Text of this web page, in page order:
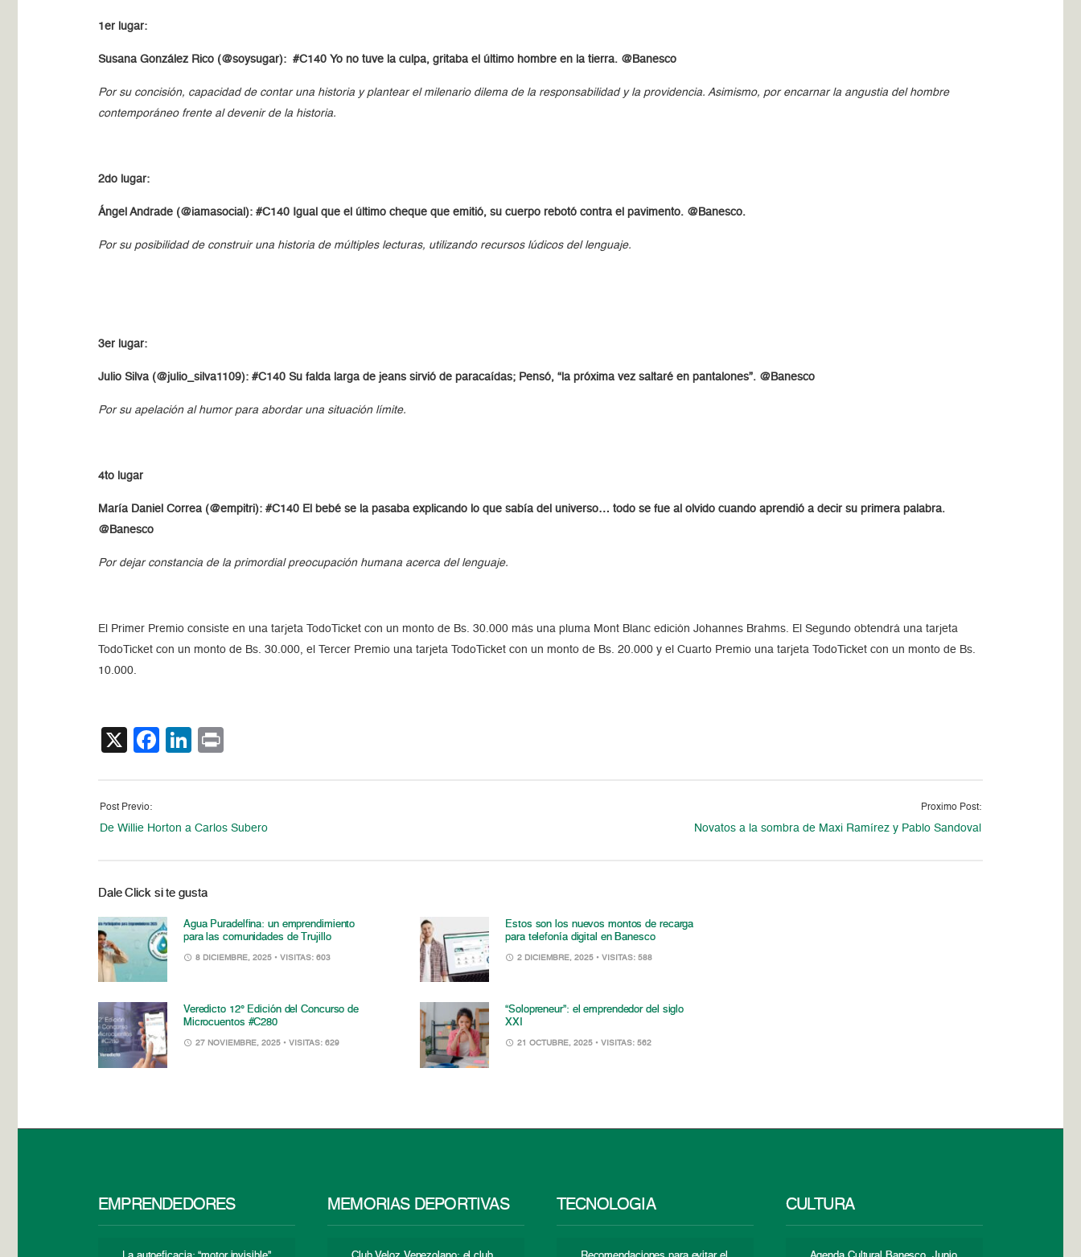
1er lugar:
Susana González Rico (@soysugar): #C140 Yo no tuve la culpa, gritaba el último hombre en la tierra. @Banesco
Por su concisión, capacidad de contar una historia y plantear el milenario dilema de la responsabilidad y la providencia. Asimismo, por encarnar la angustia del hombre
contemporáneo frente al devenir de la historia.
2do lugar:
Ángel Andrade (@iamasocial): #C140 Igual que el último cheque que emitió, su cuerpo rebotó contra el pavimento. @Banesco.
Por su posibilidad de construir una historia de múltiples lecturas, utilizando recursos lúdicos del lenguaje.
3er lugar:
Julio Silva (@julio_silva1109): #C140 Su falda larga de jeans sirvió de paracaídas; Pensó, “la próxima vez saltaré en pantalones”. @Banesco
Por su apelación al humor para abordar una situación límite.
4to lugar
María Daniel Correa (@empitri): #C140 El bebé se la pasaba explicando lo que sabía del universo… todo se fue al olvido cuando aprendió a decir su primera palabra.
@Banesco
Por dejar constancia de la primordial preocupación humana acerca del lenguaje.
El Primer Premio consiste en una tarjeta TodoTicket con un monto de Bs. 30.000 más una pluma Mont Blanc edición Johannes Brahms. El Segundo obtendrá una tarjeta
TodoTicket con un monto de Bs. 30.000, el Tercer Premio una tarjeta TodoTicket con un monto de Bs. 20.000 y el Cuarto Premio una tarjeta TodoTicket con un monto de Bs.
10.000.
X Facebook
LinkedIn
Post Previo:
De Willie Horton a Carlos Subero
Proximo Post:
Novatos a la sombra de Maxi Ramírez y Pablo Sandoval
Dale Click si te gusta
Agua Puradelfina: un emprendimiento
para las comunidades de Trujillo
8 DICIEMBRE, 2025 • VISITAS: 603
Estos son los nuevos montos de recarga
para telefonía digital en Banesco
2 DICIEMBRE, 2025 • VISITAS: 588
Veredicto 12° Edición del Concurso de
Microcuentos #C280
27 NOVIEMBRE, 2025 • VISITAS: 629
“Solopreneur”: el emprendedor del siglo
XXI
21 OCTUBRE, 2025 • VISITAS: 562
EMPRENDEDORES MEMORIAS DEPORTIVAS TECNOLOGÍA CULTURA